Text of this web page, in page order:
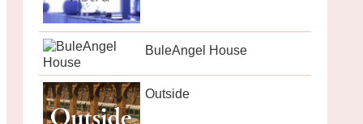
BuleAngel House
Outside